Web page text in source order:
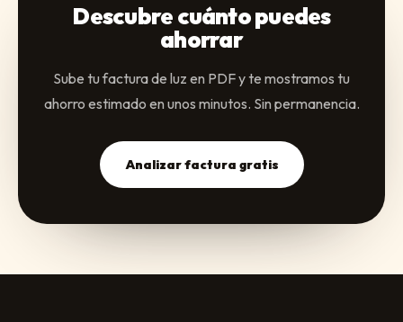
Descubre cuánto puedes
ahorrar
Sube tu factura de luz en PDF y te mostramos tu
ahorro estimado en unos minutos. Sin permanencia.
Analizar factura gratis